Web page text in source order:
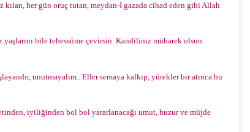
kılan, her gün oruç tutan, meydan-I gazada cihad eden gibiAllah
bile tebessüme çevirsin. Kandiliniz mübarek olsun.
unutmayalım.. Eller semaya kalkıp, yürekler bir atınca bu
iyiliğinden bol bol yararlanacağı umut, huzur ve müjde